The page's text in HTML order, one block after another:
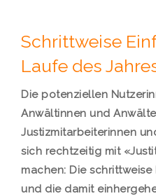
Schrittweise
Laufe des
Die potenziellen
Anwältinnen und
Justizmitarbeiterinnen
sich rechtzeitig mit
machen: Die
und die damit